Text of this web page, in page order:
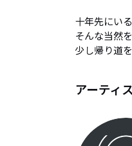
十年先にい
そんな当然
少し帰り道
アーティ